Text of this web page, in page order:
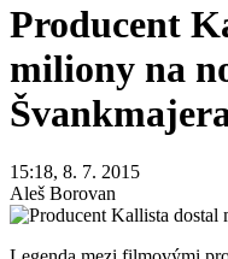
Producent
miliony na
15:18, 8. 7. 2015
Aleš Borovan